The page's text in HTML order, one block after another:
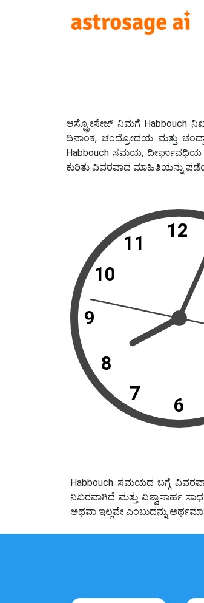
ಆಸ್ಟ್ರೋಸೇಜ್ ನಿಮಗೆ Habbouch
ದಿನಾಂಕ, ಚಂದ್ರೋದಯ ಮತ್ತು
Habbouch ಸಮಯ, ದೀರ್ಘಾವಧಿಯ
ಕುರಿತು ವಿವರವಾದ ಮಾಹಿತಿಯನ್ನು
12
11
10
9
8
7
6
Habbouch ಸಮಯದ ಬಗ್ಗೆ
ನಿಖರವಾಗಿದೆ ಮತ್ತು ವಿಶ್ವಾಸಾರ್ಹ
ಅಥವಾ ಇಲ್ಲವೇ ಎಂಬುದನ್ನು